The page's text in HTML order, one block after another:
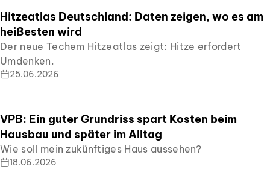
Hitzeatlas Deutschland: Daten zeigen, wo es am
heißesten wird
Der neue Techem Hitzeatlas zeigt: Hitze erfordert
Umdenken.
25.06.2026
VPB: Ein guter Grundriss spart Kosten beim
Hausbau und später im Alltag
Wie soll mein zukünftiges Haus aussehen?
18.06.2026